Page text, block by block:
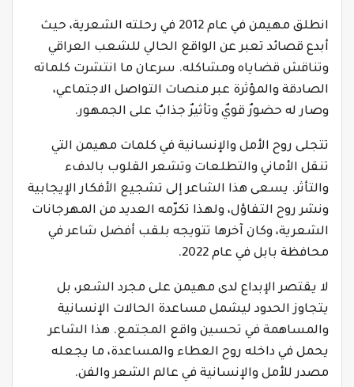
انطلق مهيمن في عام 2012 في رحلته الشعرية، حيث
أبدع قصائد تعبر عن الواقع الحالي للشعب العراقي
وتناقش قضاياه ومشاكله. سرعان ما انتشرت كلماته
الصادقة والمؤثرة عبر منصات التواصل الاجتماعي،
وصار له حضورٌ قويٌ وتأثيرٌ جذابٌ على الجمهور.
تتجلى روح الأمل والإنسانية في كلمات مهيمن التي
تنقل الأماني والتطلعات وتشعر القلوب بالدفء
والتأثر. يسعى هذا الشاعر إلى تشجيع الأفكار الإيجابية
ونشر روح التفاؤل، ولهذا تكرّمه العديد من المهرجانات
الشعرية، وكان آخرها تتويجه بلقب أفضل شاعر في
محافظة بابل في عام 2022.
لا يقتصر الإبداع لدى مهيمن على مجرد الشعر، بل
يتجاوز الحدود ليشمل مساعدة الحالات الإنسانية
والمساهمة في تحسين واقع المجتمع. هذا الشاعر
يحمل في داخله روح العطاء والمساعدة، ما يجعله
مصدر للأمل والإنسانية في عالم الشعر والفن.